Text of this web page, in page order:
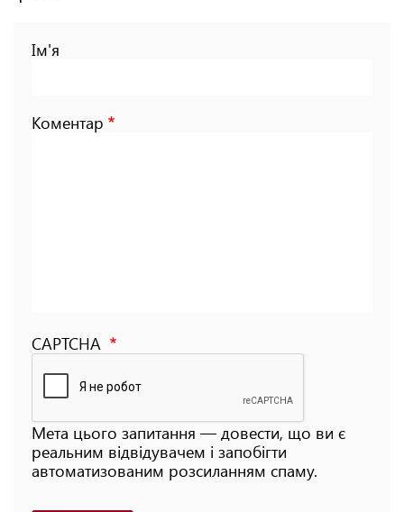
Ім'я
Коментар
CAPTCHA
Мета цього запитання — довести, що ви є
реальним відвідувачем і запобігти
автоматизованим розсиланням спаму.